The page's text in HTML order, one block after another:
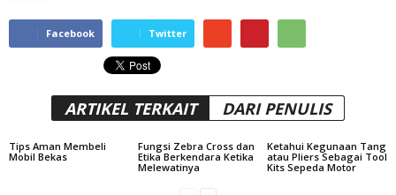
Facebook Twitter
ARTIKEL TERKAIT DARI PENULIS
Tips Aman Membeli
Mobil Bekas
Fungsi Zebra Cross dan
Etika Berkendara Ketika
Melewatinya
Ketahui Kegunaan Tang
atau Pliers Sebagai Tool
Kits Sepeda Motor